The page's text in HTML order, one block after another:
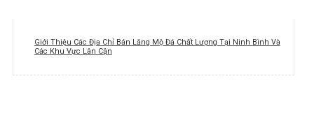
Giới Thiệu Các Địa Chỉ Bán Lăng Mộ Đá Chất Lượng Tại Ninh Bình Và
Các Khu Vực Lân Cận